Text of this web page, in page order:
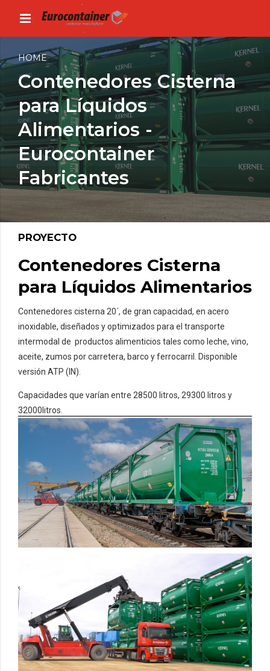
HOME
Contenedores Cisterna
para Líquidos
Alimentarios -
Eurocontainer
Fabricantes
PROYECTO
Contenedores Cisterna
para Líquidos Alimentarios
Contenedores cisterna 20´, de gran capacidad, en acero
inoxidable, diseñados y optimizados para el transporte
intermodal de productos alimenticios tales como leche, vino,
aceite, zumos por carretera, barco y ferrocarril. Disponible
versión ATP (IN).
Capacidades que varían entre 28500 litros, 29300 litros y
32000litros.